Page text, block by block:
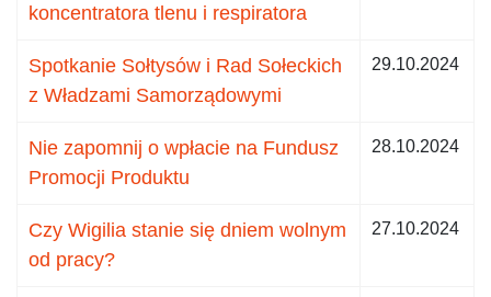
koncentratora tlenu i respiratora
Spotkanie Sołtysów i Rad Sołeckich
z Władzami Samorządowymi
29.10.2024
Nie zapomnij o wpłacie na Fundusz
Promocji Produktu
28.10.2024
Czy Wigilia stanie się dniem wolnym
od pracy?
27.10.2024